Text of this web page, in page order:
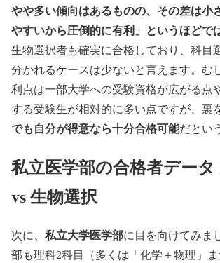
やや多い傾向はあるものの、その差は小
やすいから圧倒的に有利」というほどで
生物選択者も確実に合格しており、科目
分かれるケースは少ないと言えます。む
利点は一部大学への受験資格が広がる点
する受験生が相対的に多い点ですが、裏
でも自分が得意なら十分合格可能だとい
私立医学部の合格者デー
vs 生物選択
次に、 私立大学医学部に目を向けてみま
部も理科2科目（多くは「化学＋物理」